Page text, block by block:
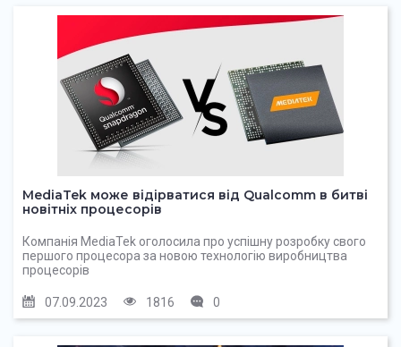
MediaTek може відірватися від Qualcomm в битві
новітніх процесорів
Компанія MediaTek оголосила про успішну розробку свого
першого процесора за новою технологію виробництва
процесорів
07.09.2023 1816 0